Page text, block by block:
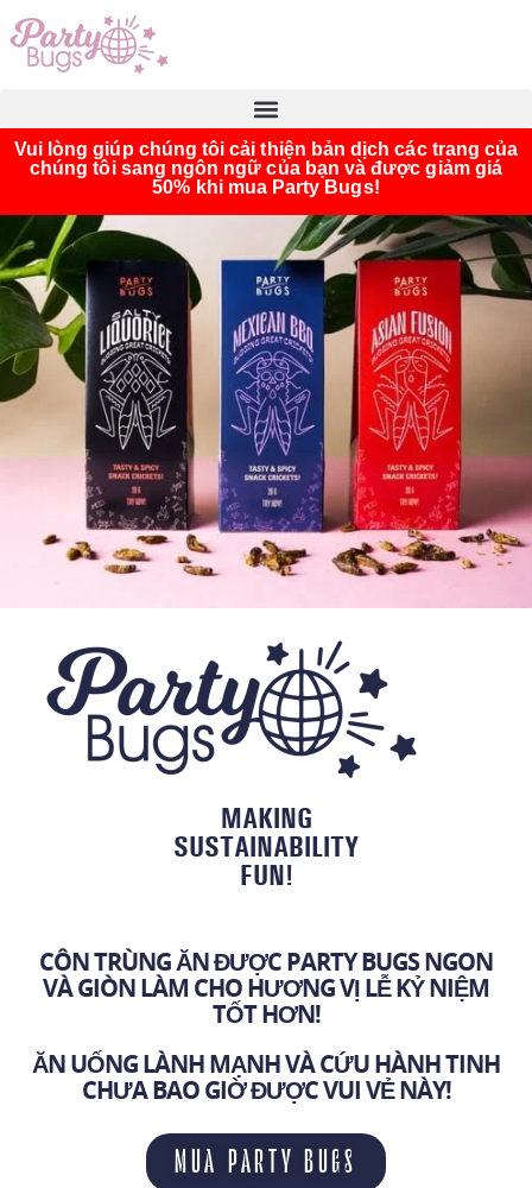
Vui lòng giúp chúng tôi cải thiện bản dịch các trang của
chúng tôi sang ngôn ngữ của bạn và được giảm giá
50% khi mua Party Bugs!
MAKING
SUSTAINABILITY
FUN!
CÔN TRÙNG ĂN ĐƯỢC PARTY BUGS NGON
VÀ GIÒN LÀM CHO HƯƠNG VỊ LỄ KỶ NIỆM
TỐT HƠN!
ĂN UỐNG LÀNH MẠNH VÀ CỨU HÀNH TINH
CHƯA BAO GIỜ ĐƯỢC VUI VẺ NÀY!
MUA PARTY BUGS